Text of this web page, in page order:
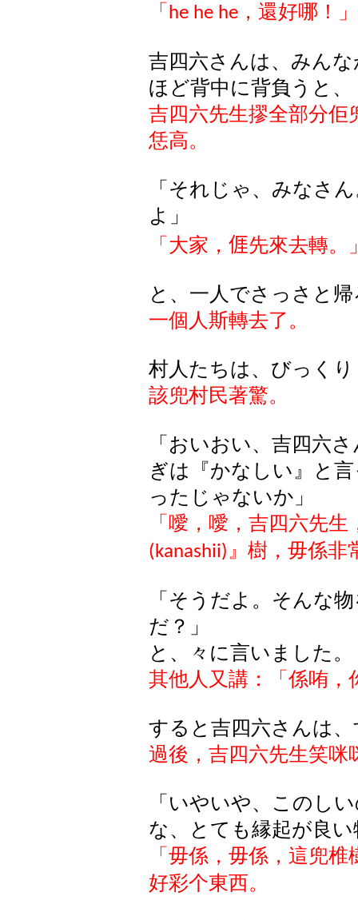
「 he he he ，還好哪！」
吉四六さんは、みん
ほど背中に背負うと、
吉四六先生摎全部分佢
恁高。
「それじゃ、みなさ
よ」
「大家， 𠊎先來去轉。
と、一人でさっさと
一個人斯轉去了。
村人たちは、びっく
該兜村民著驚。
「おいおい、吉四六
ぎは『かなしい』と
ったじゃないか」
「噯，噯，吉四六先
(kanashii) 』樹，毋係非
「そうだよ。そんな
だ？」
と、
々 に言いました。
其他人又講：「係哊 ，
すると吉四六さんは
過後，吉四六先生笑咪
「いやいや、このし
な、とても縁起が良
「毋係，毋係，這兜椎
好彩个東西。